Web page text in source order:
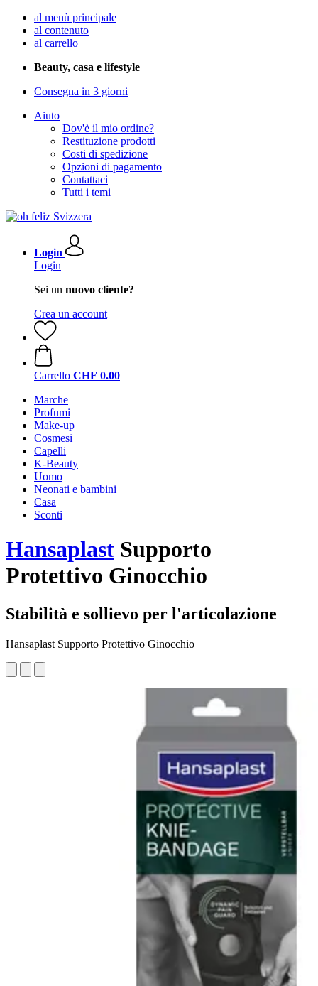
al menù principale
al contenuto
al carrello
Beauty, casa e lifestyle
Consegna in 3 giorni
Aiuto
Dov'è il mio ordine?
Restituzione prodotti
Costi di spedizione
Opzioni di pagamento
Contattaci
Tutti i temi
Login
Login
Sei un nuovo cliente?
Crea un account
Carrello CHF 0.00
Marche
Profumi
Make-up
Cosmesi
Capelli
K-Beauty
Uomo
Neonati e bambini
Casa
Sconti
Hansaplast Supporto
Protettivo Ginocchio
Stabilità e sollievo per l'articolazione
Hansaplast Supporto Protettivo Ginocchio